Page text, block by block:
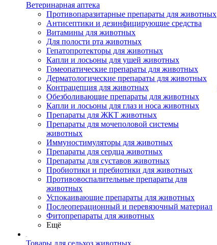
Ветеринарная аптека
Противопаразитарные препараты для животных
Антисептики и дезинфицирующие средства
Витамины для животных
Для полости рта животных
Гепатопротекторы для животных
Капли и лосьоны для ушей животных
Гомеопатические препараты для животных
Дерматологические препараты для животных
Контрацепция для животных
Обезболивающие препараты для животных
Капли и лосьоны для глаз и носа животных
Препараты для ЖКТ животных
Препараты для мочеполовой системы
животных
Иммуностимуляторы для животных
Препараты для сердца животных
Препараты для суставов животных
Пробиотики и пребиотики для животных
Противовоспалительные препараты для
животных
Успокаивающие препараты для животных
Послеоперационный и перевязочный материал
Фитопрепараты для животных
Ещё
Товары для сельхоз животных